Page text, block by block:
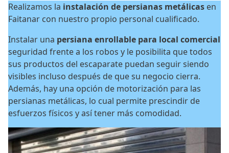
Realizamos la instalación de persianas metálicas en
Faitanar con nuestro propio personal cualificado.
Instalar una persiana enrollable para local comercial
seguridad frente a los robos y le posibilita que todos
sus productos del escaparate puedan seguir siendo
visibles incluso después de que su negocio cierra.
Además, hay una opción de motorización para las
persianas metálicas, lo cual permite prescindir de
esfuerzos físicos y así tener más comodidad.